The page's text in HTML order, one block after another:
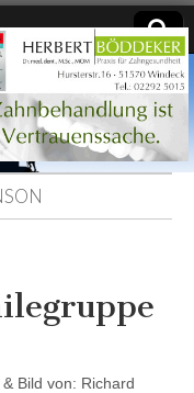
& Bild von: Richard